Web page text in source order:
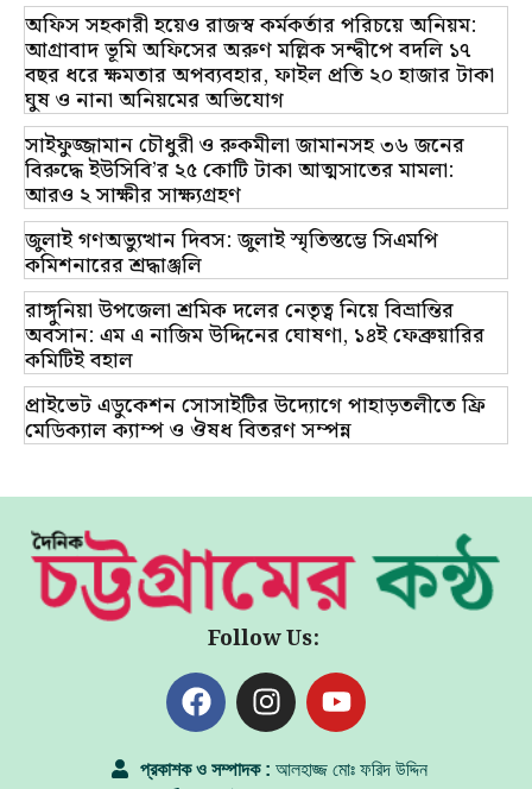
অফিস সহকারী হয়েও রাজস্ব কর্মকর্তার পরিচয়ে অনিয়ম:
আগ্রাবাদ ভূমি অফিসের অরুণ মল্লিক সন্দ্বীপে বদলি ১৭
বছর ধরে ক্ষমতার অপব্যবহার, ফাইল প্রতি ২০ হাজার টাকা
ঘুষ ও নানা অনিয়মের অভিযোগ
সাইফুজ্জামান চৌধুরী ও রুকমীলা জামানসহ ৩৬ জনের
বিরুদ্ধে ইউসিবি’র ২৫ কোটি টাকা আত্মসাতের মামলা:
আরও ২ সাক্ষীর সাক্ষ্যগ্রহণ
জুলাই গণঅভ্যুত্থান দিবস: জুলাই স্মৃতিস্তম্ভে সিএমপি
কমিশনারের শ্রদ্ধাঞ্জলি
রাঙ্গুনিয়া উপজেলা শ্রমিক দলের নেতৃত্ব নিয়ে বিভ্রান্তির
অবসান: এম এ নাজিম উদ্দিনের ঘোষণা, ১৪ই ফেব্রুয়ারির
কমিটিই বহাল
প্রাইভেট এডুকেশন সোসাইটির উদ্যোগে পাহাড়তলীতে ফ্রি
মেডিক্যাল ক্যাম্প ও ঔষধ বিতরণ সম্পন্ন
Follow Us:
প্রকাশক ও সম্পাদক : আলহাজ্জ মোঃ ফরিদ উদ্দিন